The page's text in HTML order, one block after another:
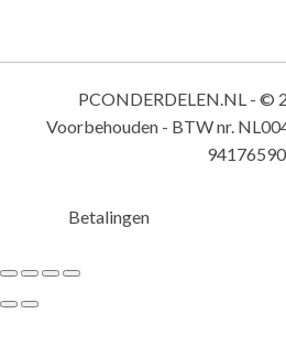
PCONDERDELEN.NL - ©
Voorbehouden - BTW nr.
94176590
Betalingen